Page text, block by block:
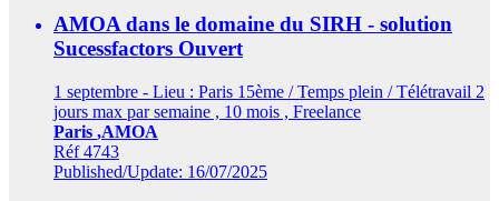
AMOA dans le domaine du SIRH - solution
Sucessfactors Ouvert
1 septembre - Lieu : Paris 15ème / Temps plein / Télétravail 2
jours max par semaine , 10 mois , Freelance
Paris ,AMOA
Réf 4743
Published/Update: 16/07/2025